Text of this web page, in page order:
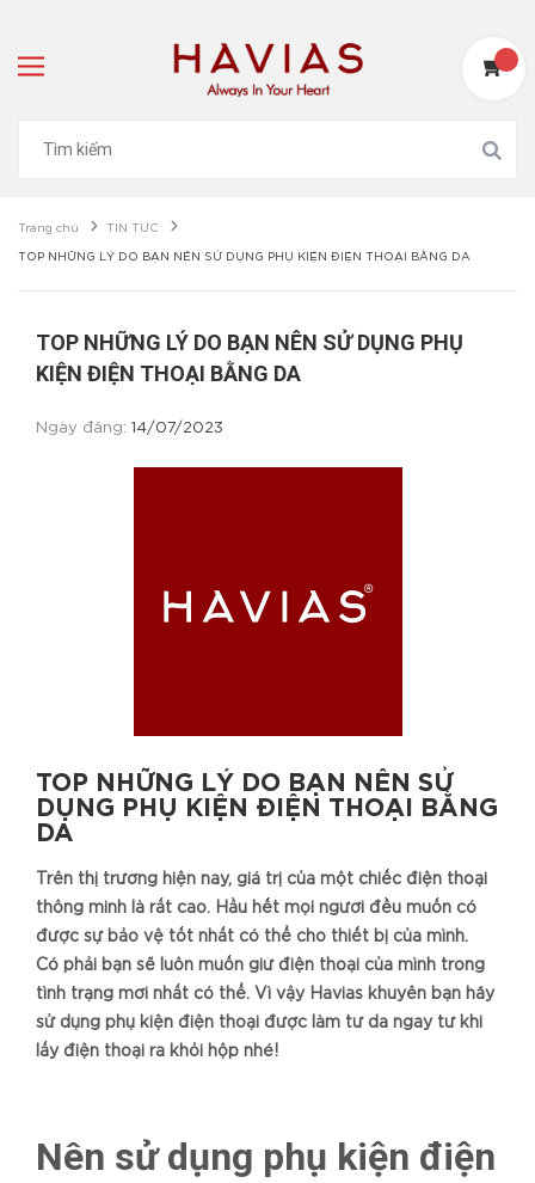
Trang chủ TIN TỨC
TOP NHỮNG LÝ DO BẠN NÊN SỬ DỤNG PHỤ KIỆN ĐIỆN THOẠI BẰNG DA
TOP NHỮNG LÝ DO BẠN NÊN SỬ DỤNG PHỤ
KIỆN ĐIỆN THOẠI BẰNG DA
Ngày đăng: 14/07/2023
TOP NHỮNG LÝ DO BẠN NÊN SỬ
DỤNG PHỤ KIỆN ĐIỆN THOẠI BẰNG
DA
Trên thị trường hiện nay, giá trị của một chiếc điện thoại
thông minh là rất cao. Hầu hết mọi người đều muốn có
được sự bảo vệ tốt nhất có thể cho thiết bị của mình.
Có phải bạn sẽ luôn muốn giữ điện thoại của mình trong
tình trạng mới nhất có thể. Vì vậy Havias khuyên bạn hãy
sử dụng phụ kiện điện thoại được làm từ da ngay từ khi
lấy điện thoại ra khỏi hộp nhé!
Nên sử dụng phụ kiện điện